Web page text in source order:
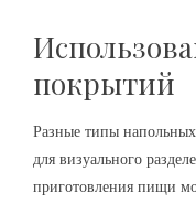
покрытий
Разные типы
для визуального
приготовления пищи